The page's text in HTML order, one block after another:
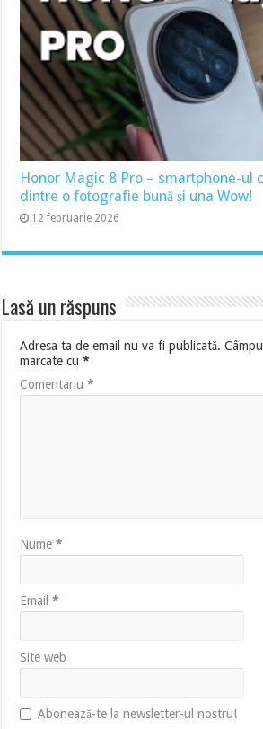
Honor Magic 8 Pro – smartphone-ul
dintre o fotografie bună și una Wow!
12 februarie 2026
Lasă un răspuns
Adresa ta de email nu va fi publicată.
marcate cu*
Comentariu*
Nume*
Email*
Site web
Abonează-te la newsletter-ul nostru!